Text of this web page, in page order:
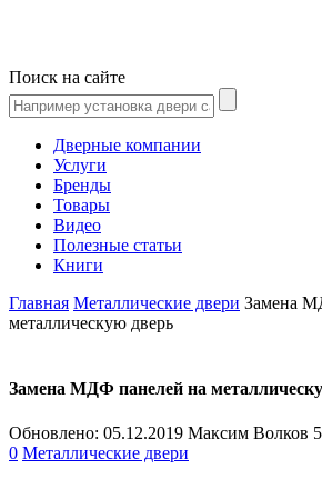
Поиск на сайте
Дверные компании
Услуги
Бренды
Товары
Видео
Полезные статьи
Книги
Главная Металлические двери Замена
металлическую дверь
Замена МДФ панелей на
Обновлено: 05.12.2019 Максим Волков
0 Металлические двери